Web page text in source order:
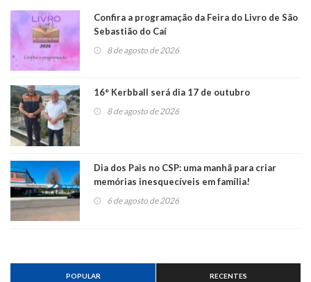
Confira a programação da Feira do Livro de São
Sebastião do Caí
8 de agosto de 2026
16° Kerbball será dia 17 de outubro
8 de agosto de 2026
Dia dos Pais no CSP: uma manhã para criar
memórias inesquecíveis em família!
6 de agosto de 2026
POPULAR RECENTES